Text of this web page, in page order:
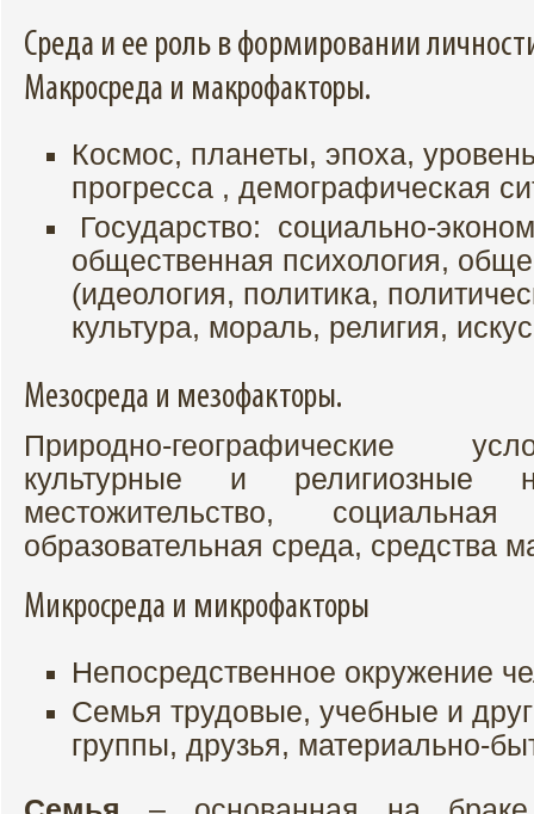
Среда и ее роль в формировании
Макросреда и макрофакторы.
Космос, планеты, эпоха,
прогресса , демографическая
Государство: социально-
общественная психология,
(идеология, политика,
культура, мораль, религия,
Мезосреда и мезофакторы.
Природно-географические
культурные и религиозные
местожительство,
образовательная среда, средства
Микросреда и микрофакторы
Непосредственное окружение
Семья трудовые, учебные и
группы, друзья, материально-